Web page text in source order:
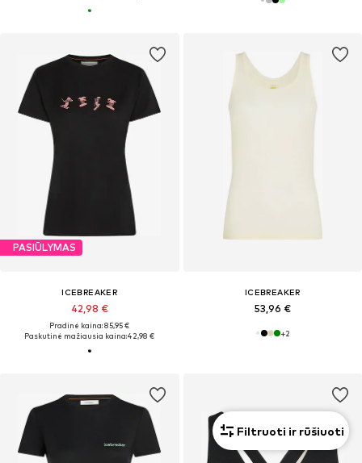
PASIŪLYMAS
ICEBREAKER
42,98 €
Pradinė kaina: 85,95 €
Paskutinė mažiausia kaina:42,98 €
ICEBREAKER
53,96 €
+2
Filtruoti ir rūšiuoti